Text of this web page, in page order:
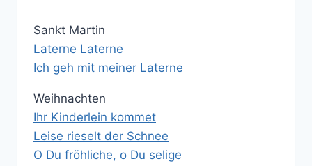
Sankt Martin
Laterne Laterne
Ich geh mit meiner Laterne
Weihnachten
Ihr Kinderlein kommet
Leise rieselt der Schnee
O Du fröhliche, o Du selige